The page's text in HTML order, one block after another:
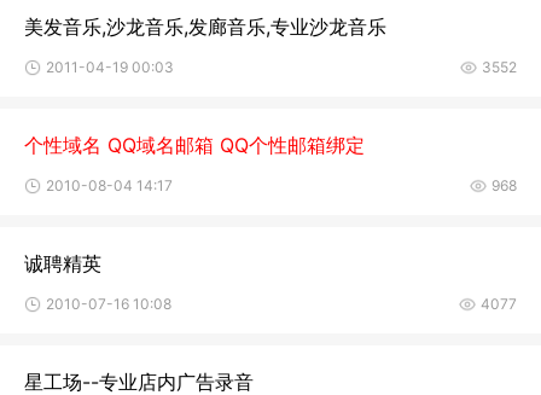
美发音乐,沙龙音乐,发廊音乐,专业沙龙音乐
2011-04-19 00:03 3552
个性域名 QQ域名邮箱 QQ个性邮箱绑定
2010-08-04 14:17 968
诚聘精英
2010-07-16 10:08 4077
星工场--专业店内广告录音